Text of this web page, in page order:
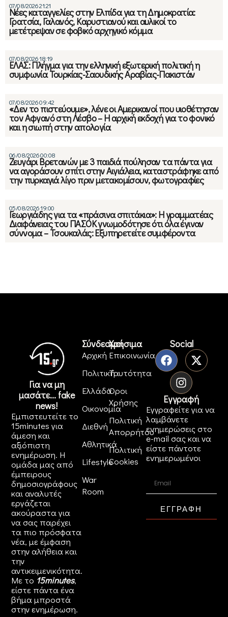
07/08/2026 21:21
Νέες καταγγελίες στην Ελπίδα για τη Δημοκρατία:
Γρατσία, Γαλανός, Καρυστιανού και αυλικοί το
μετέτρεψαν σε φοβικό αρχηγικό κόμμα
07/08/2026 18:19
ΕΛΑΣ: Πλήγμα για την ελληνική εξωτερική πολιτική η
συμφωνία Τουρκίας-Σαουδικής Αραβίας-Πακιστάν
07/08/2026 09:42
«Δεν το πιστεύουμε», λένε οι Αμερικανοί που υιοθέτησαν
τον Αφγανό στη Λέσβο – Η αρχική εκδοχή για το φονικό
και η σιωπή στην απολογία
06/08/2026 00:08
Ζευγάρι Βρετανών με 3 παιδιά πούλησαν τα πάντα για
να αγοράσουν σπίτι στην Αιγιάλεια, καταστράφηκε από
την πυρκαγιά λίγο πριν μετακομίσουν, φωτογραφίες
05/08/2026 19:00
Γεωργιάδης για τα «πράσινα σπιτάκια»: Η γραμματέας
Διαφάνειας του ΠΑΣΟΚ γνωμοδότησε ότι όλα έγιναν
σύννομα – Τσουκαλάς: Εξυπηρετείτε συμφέροντα
Για να μη
μασάτε... fake
news!
Εμπιστευτείτε το
15minutes για
άμεση και
αξιόπιστη
ενημέρωση. Η
ομάδα μας από
έμπειρους
δημοσιογράφους
και αναλυτές
εργάζεται
ακούραστα για
να σας παρέχει
τα πιο πρόσφατα
νέα, με έμφαση
στην αλήθεια και
την
αντικειμενικότητα.
Με το 15minutes,
είστε πάντα ένα
βήμα μπροστά
στηνενημέρωση.
Σύνδεσμοι
Αρχική
Πολιτική
Ελλάδα
Οικονομία
Διεθνή
Αθλητικά
Lifestyle
War
Room
Χρήσιμα
Επικοινωνία
Ταυτότητα
Όροι
Χρήσης
Πολιτική
Απορρήτου
Πολιτική
Cookies
Social
Εγγραφή
Εγγραφείτε για να
λαμβάνετε
ενημερώσεις στο
e-mail σας και να
είστε πάντοτε
ενημερωμένοι
ΕΓΓΡΑΦΗ